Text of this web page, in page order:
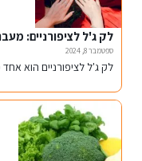
לק ג'ל לציפורניים:
ספטמבר 8, 2024
לק ג'ל לציפורניים הוא